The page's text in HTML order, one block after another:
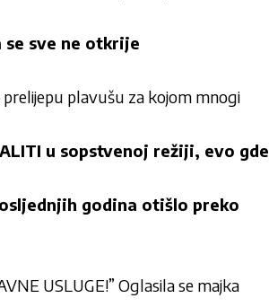
se sve ne otkrije
prelijepu plavušu za kojom mnogi
u sopstvenoj režiji, evo gde
godina otišlo preko
USLUGE!” Oglasila se majka